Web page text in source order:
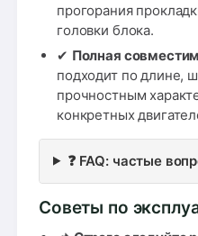
прогорания
головки блока.
✔ Полная
подходит по длине,
прочностным
конкретных
❓ FAQ: частые
Советы по